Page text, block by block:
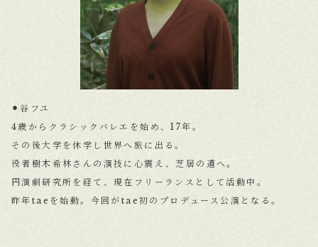
⚫︎谷フユ
4歳からクラシックバレエを始め、17年。
その後大学を休学し世界へ旅に出る。
役者樹木希林さんの演技に心震え、芝居の道へ。
円演劇研究所を経て、現在フリーランスとして活動中。
昨年taeを始動。今回がtae初のプロデュース公演となる。